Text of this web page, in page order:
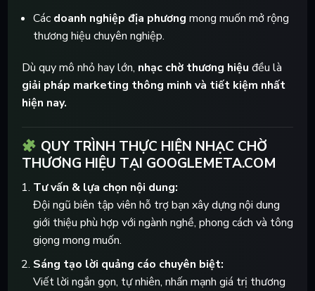
Các doanh nghiệp địa phương mong muốn mở rộng
thương hiệu chuyên nghiệp.
Dù quy mô nhỏ hay lớn, nhạc chờ thương hiệu đều là
giải pháp marketing thông minh và tiết kiệm nhất
hiện nay.
QUY TRÌNH THỰC HIỆN NHẠC CHỜ
THƯƠNG HIỆU TẠI GOOGLEMETA.COM
Tư vấn & lựa chọn nội dung:
Đội ngũ biên tập viên hỗ trợ bạn xây dựng nội dung
giới thiệu phù hợp với ngành nghề, phong cách và tông
giọng mong muốn.
Sáng tạo lời quảng cáo chuyên biệt:
Viết lời ngắn gọn, tự nhiên, nhấn mạnh giá trị thương